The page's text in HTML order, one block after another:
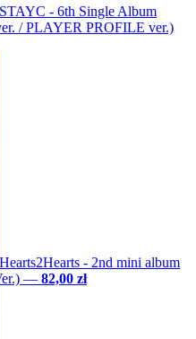
STAYC - 6th Single Album
/ PLAYER PROFILE ver.)
Hearts2Hearts - 2nd mini album
— 82,00 zł